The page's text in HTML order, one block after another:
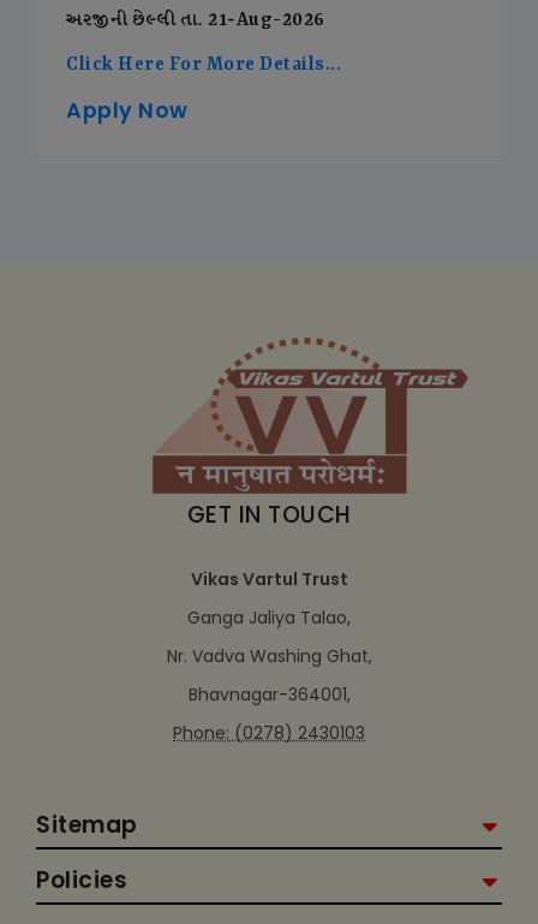
અરજીની છેલ્લી તા. 21-Aug-2026
Click Here For More Details...
Apply Now
GET IN TOUCH
Vikas Vartul Trust
Ganga Jaliya Talao,
Nr. Vadva Washing Ghat,
Bhavnagar-364001,
Phone: (0278) 2430103
Sitemap
Policies